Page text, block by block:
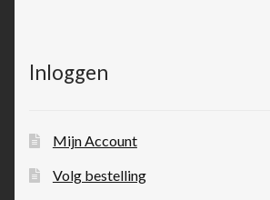
Inloggen
Mijn Account
Volg bestelling